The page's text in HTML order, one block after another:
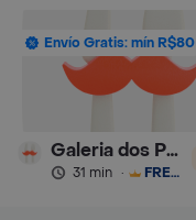
Envío Gratis: mín R$80
Galeria dos Pães
31 min · FRETE GRÁTIS